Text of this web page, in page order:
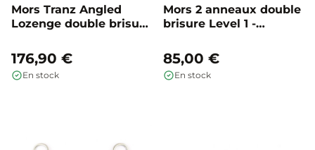
Mors Tranz Angled
Lozenge double brisure
176,90 €
En stock
Mors 2 anneaux double
brisure Level 1 -
85,00 €
En stock